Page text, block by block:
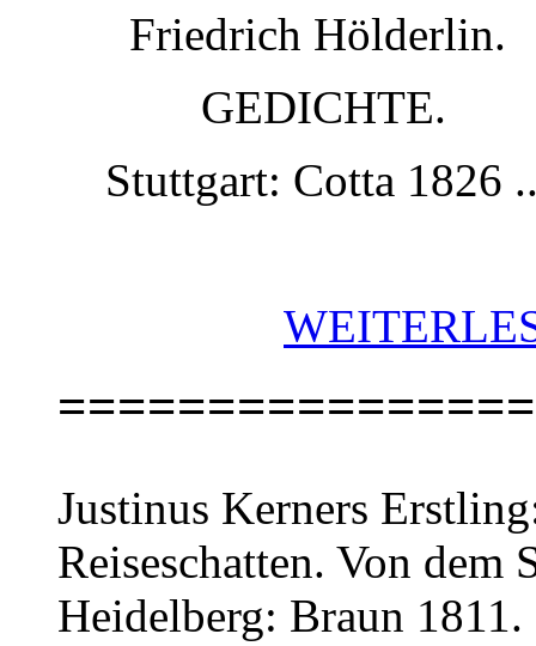
Friedrich Hölderlin.
GEDICHTE.
Stuttgart: Cotta 1826
Justinus Kerners
Reiseschatten. Von dem
Heidelberg: Braun 1811.